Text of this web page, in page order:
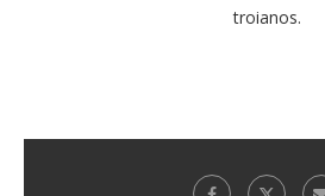
troianos.